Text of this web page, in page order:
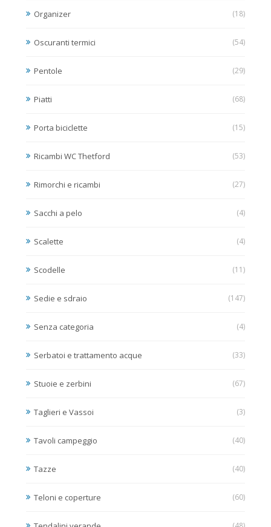
Organizer (18)
Oscuranti termici (54)
Pentole (29)
Piatti (68)
Porta biciclette (15)
Ricambi WC Thetford (53)
Rimorchi e ricambi (27)
Sacchi a pelo (4)
Scalette (4)
Scodelle (11)
Sedie e sdraio (147)
Senza categoria (4)
Serbatoi e trattamento acque (33)
Stuoie e zerbini (67)
Taglieri e Vassoi (3)
Tavoli campeggio (40)
Tazze (40)
Teloni e coperture (60)